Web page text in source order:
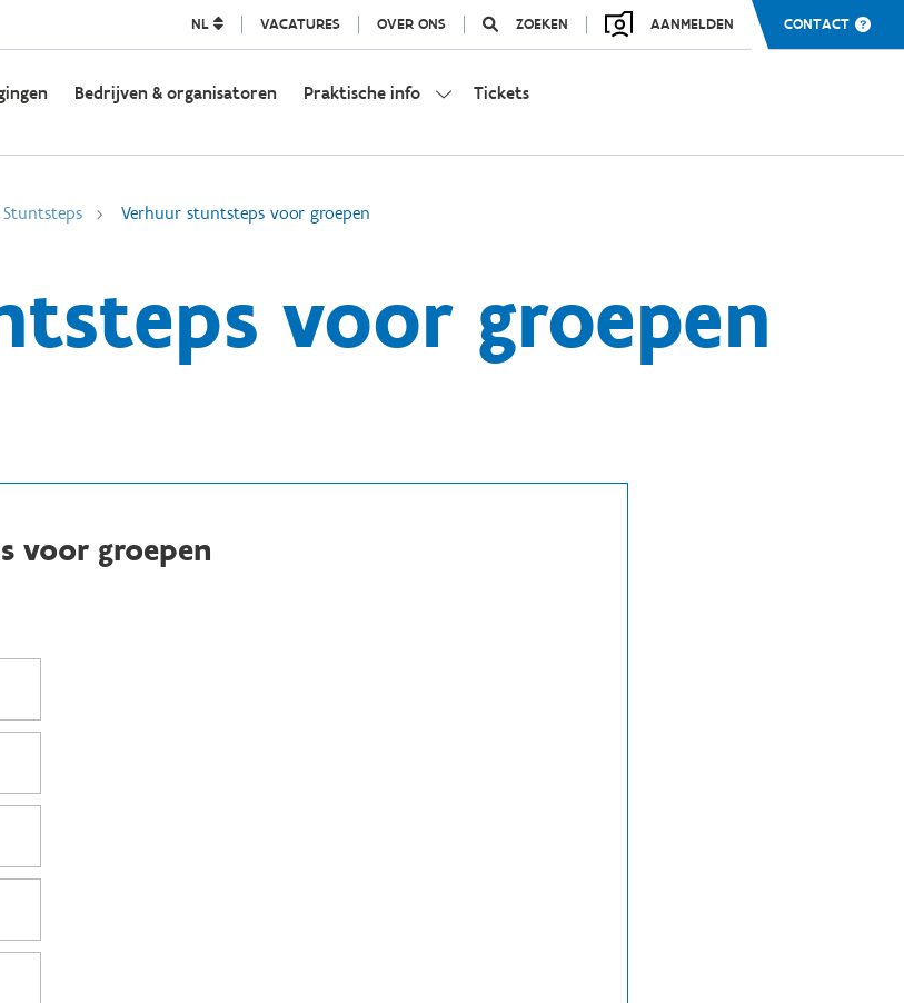
NL VACATURES OVER ONS ZOEKEN AANMELDEN CONTACT
Bedrijven & organisatoren Praktische info Tickets
Stuntsteps Verhuur stuntsteps voor groepen
voor groepen
voor groepen